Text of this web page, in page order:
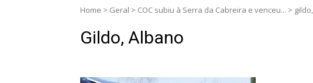
Home > Geral > COC subiu à Serra da Cabreira e venceu... >
Gildo, Albano